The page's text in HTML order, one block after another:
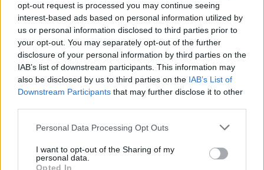
opt-out request is processed you may continue seeing
interest-based ads based on personal information utilized by
us or personal information disclosed to third parties prior to
your opt-out. You may separately opt-out of the further
disclosure of your personal information by third parties on the
IAB’s list of downstream participants. This information may
also be disclosed by us to third parties on the IAB’s List of
Downstream Participants that may further disclose it to other
Personal Data Processing Opt Outs
I want to opt-out of the Sharing of my
personal data.
Opted In